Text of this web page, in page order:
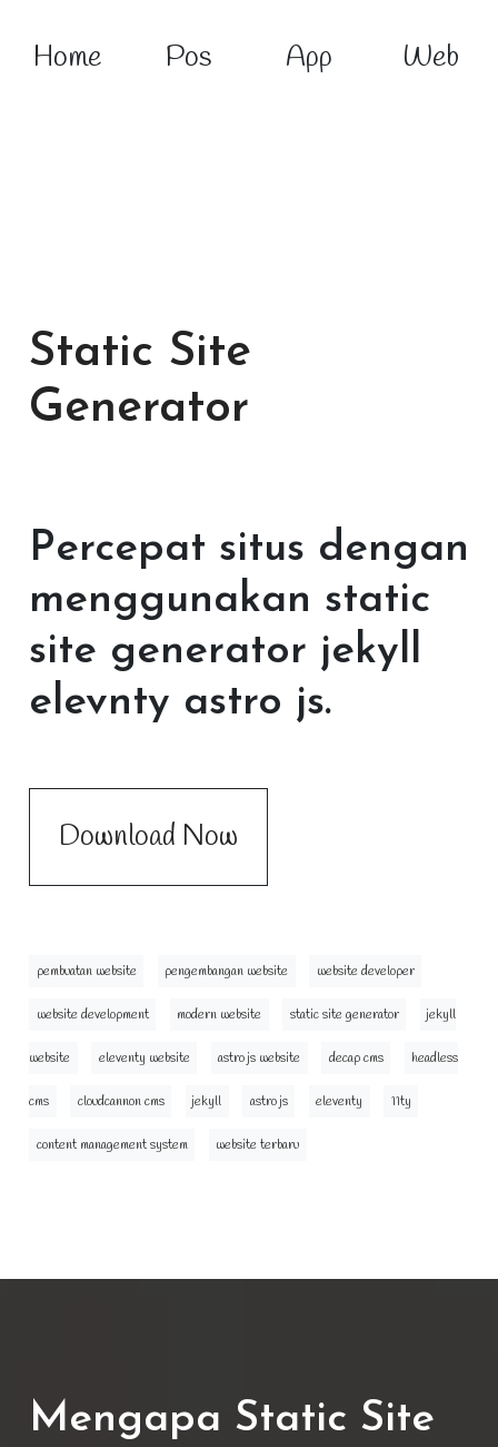
Home Pos App Web
Static Site
Generator
Percepat situs dengan
menggunakan static
site generator jekyll
elevnty astro js.
Download Now
pembuatan website pengembangan website website developer
website development modern website static site generator jekyll
website eleventy website astro js website decap cms headless
cms cloudcannon cms jekyll astro js eleventy 11ty
content management system website terbaru
Mengapa Static Site